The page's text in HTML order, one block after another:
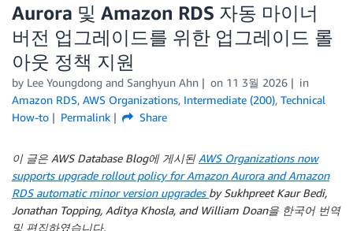
Aurora 및 Amazon RDS 자동 마이너
버전 업그레이드를 위한 업그레이드 롤
아웃 정책 지원
by Lee Youngdong and Sanghyun Ahn on 11 3월 2026
in
Amazon RDS, AWS Organizations, Intermediate (200), Technical
How-to
Permalink Share
이 글은 AWS Database Blog에 게시된 AWS Organizations now
supports upgrade rollout policy for Amazon Aurora and Amazon
RDS automatic minor version upgrades by Sukhpreet Kaur Bedi,
Jonathan Topping, Aditya Khosla, and William Doan을 한국어 번역
및 편집하였습니다.